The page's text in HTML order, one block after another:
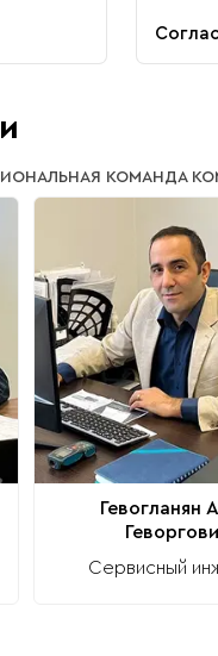
КОМАНДА
Гевогланян
Сервисный